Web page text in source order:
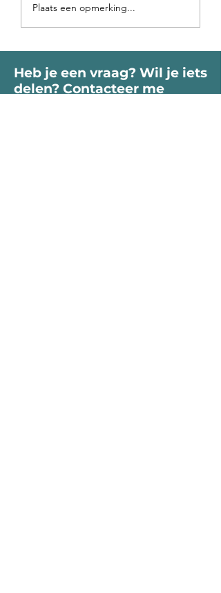
roept je Ziel
Plaats een opmerking...
Heb je een vraag? Wil je iets
delen? Contacteer me